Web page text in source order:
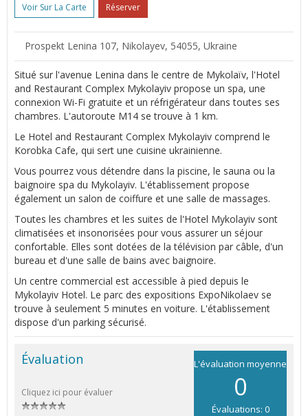
Voir Sur La Carte Réserver
Prospekt Lenina 107, Nikolayev, 54055, Ukraine
Situé sur l'avenue Lenina dans le centre de Mykolaïv, l'Hotel
and Restaurant Complex Mykolayiv propose un spa, une
connexion Wi-Fi gratuite et un réfrigérateur dans toutes ses
chambres. L'autoroute M14 se trouve à 1 km.
Le Hotel and Restaurant Complex Mykolayiv comprend le
Korobka Cafe, qui sert une cuisine ukrainienne.
Vous pourrez vous détendre dans la piscine, le sauna ou la
baignoire spa du Mykolayiv. L'établissement propose
également un salon de coiffure et une salle de massages.
Toutes les chambres et les suites de l'Hotel Mykolayiv sont
climatisées et insonorisées pour vous assurer un séjour
confortable. Elles sont dotées de la télévision par câble, d'un
bureau et d'une salle de bains avec baignoire.
Un centre commercial est accessible à pied depuis le
Mykolayiv Hotel. Le parc des expositions ExpoNikolaev se
trouve à seulement 5 minutes en voiture. L'établissement
dispose d'un parking sécurisé.
L'évaluation moyenne
0
Évaluations: 0
Évaluation
Cliquez ici pour évaluer